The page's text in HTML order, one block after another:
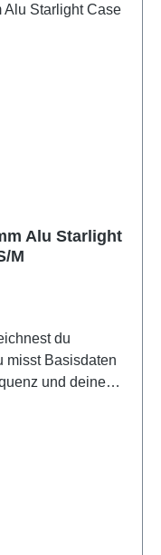
Alu Starlight
M
du
misst Basisdaten
und deinen